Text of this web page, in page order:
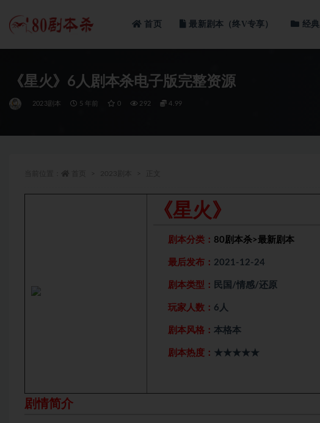
首页 最新剧本（终V专享） 经
《星火》6人剧本杀电子版完整资源
2023剧本 5 年前 0 292 4.99
《星火》
剧本分类： 80剧本杀>最新剧本
最后发布： 2021-12-24
剧本类型： 民国 /情感/还原
玩家人数： 6人
剧本风格： 本格本
剧本热度： ★★★★★
剧情简介